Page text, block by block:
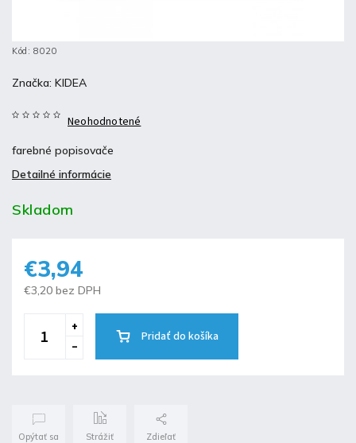
Kód: 8020
Neohodnotené
farebné popisovače
Detailné informácie
Značka: KIDEA
Skladom
€3,94
€3,20 bez DPH
Pridať do košíka
Opýtať sa Strážiť Zdieľať